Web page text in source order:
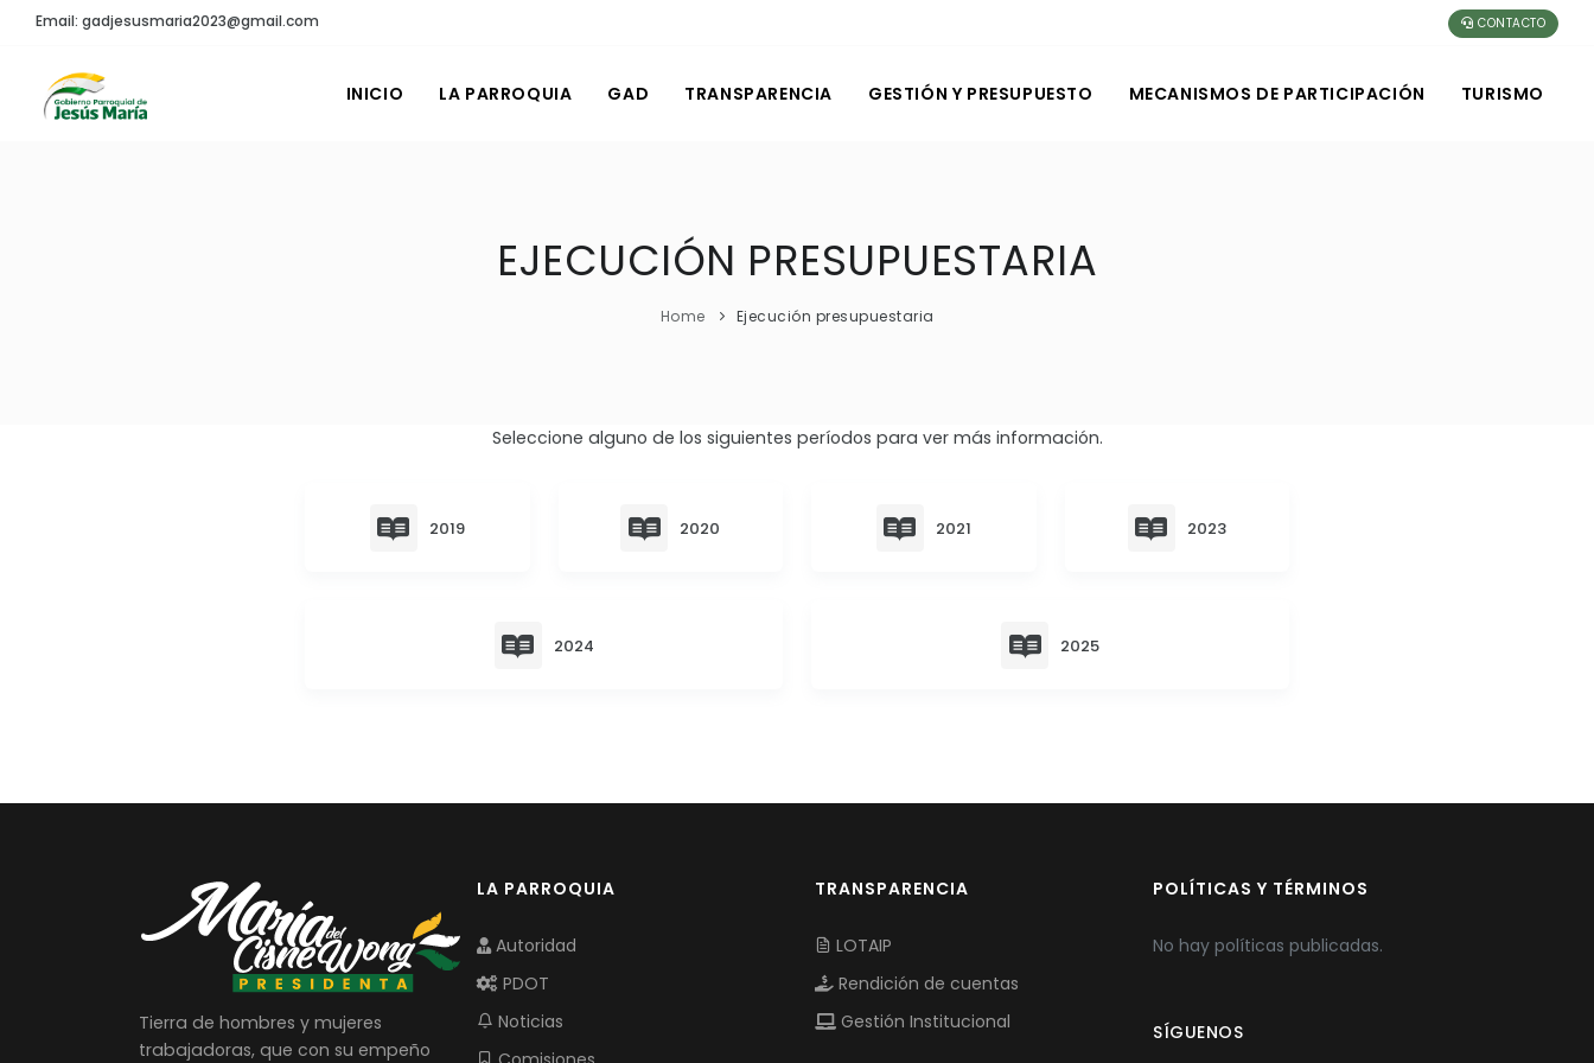
Email: gadjesusmaria2023@gmail.com CONTACTO
INICIO LA PARROQUIA GAD TRANSPARENCIA GESTIÓN Y PRESUPUESTO MECANISMOS DE PARTICIPACIÓN TURISMO
EJECUCIÓN PRESUPUESTARIA
Home Ejecución presupuestaria
Seleccione alguno de los siguientes períodos para ver más información.
2019 2020 2021 2023
2024 2025
Tierra de hombres y mujeres
trabajadoras, que con su empeño
LA PARROQUIA
Autoridad
PDOT
Noticias
TRANSPARENCIA
LOTAIP
Rendición de cuentas
Gestión Institucional
POLÍTICAS Y TÉRMINOS
No hay políticas publicadas.
SÍGUENOS